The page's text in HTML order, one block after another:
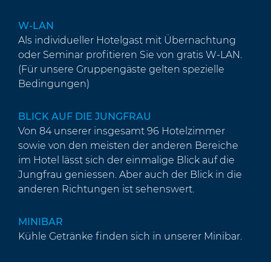
W-LAN
Als individueller Hotelgast mit Übernachtung
oder Seminar profitieren Sie von gratis W-LAN.
(Für unsere Gruppengäste gelten spezielle
Bedingungen)
BLICK AUF DIE JUNGFRAU
Von 84 unserer insgesamt 96 Hotelzimmer
sowie von den meisten der anderen Bereiche
im Hotel lässt sich der einmalige Blick auf die
Jungfrau geniessen. Aber auch der Blick in die
anderen Richtungen ist sehenswert.
MINIBAR
Kühle Getränke finden sich in unserer Minibar.